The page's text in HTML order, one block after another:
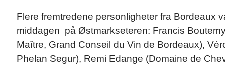
Flere fremtredene personligheter fra Bordeaux
middagen på Østmarkseteren: Francis
Maître, Grand Conseil du Vin de Bordeaux),
Phelan Segur), Remi Edange (Domaine de